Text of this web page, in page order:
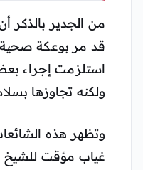
من الجدير
قد مر بوعكة
استلزمت إجراء
ولكنه تجاوزها
وتظهر هذه
غياب مؤقت للشيخ